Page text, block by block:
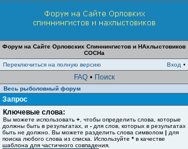
Форум на Сайте Орловских Спиннингистов и НАхлыстовиков
СОСНа
Переключиться на полную версию
Вход •
FAQ • Поиск
Весь рыболовный форум
Запрос
Ключевые слова:
Вы можете использовать + , чтобы определить слова, которые
должны быть в результатах, и - для слов, которых в результатах
быть не должно. Вы можете разделить слова символом | для
поиска любого слова из списка. Используйте * в качестве
шаблона для частичного совпадения.